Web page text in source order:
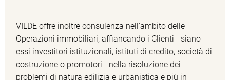
VILDE offre inoltre consulenza nell'ambito delle
Operazioni immobiliari, affiancando i Clienti - siano
essi investitori istituzionali, istituti di credito, società di
costruzione o promotori - nella risoluzione dei
problemi di natura edilizia e urbanistica e più in